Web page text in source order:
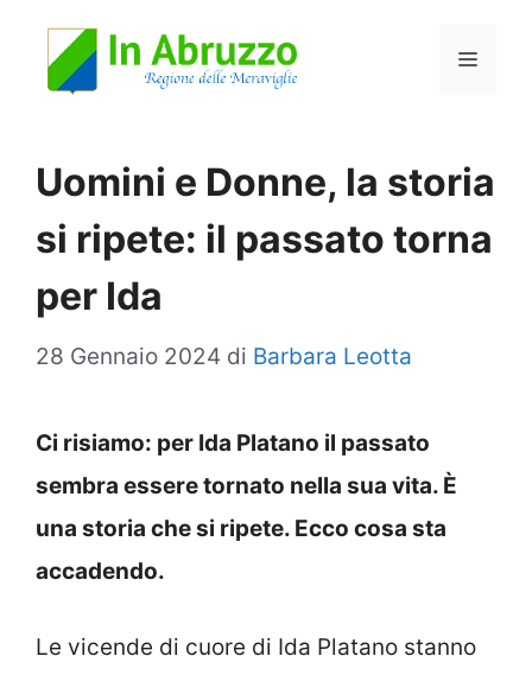
Menu
Uomini e Donne, la storia
si ripete: il passato torna
per Ida
28 Gennaio 2024 di Barbara Leotta
Ci risiamo: per Ida Platano il passato
sembra essere tornato nella sua vita. È
una storia che si ripete. Ecco cosa sta
accadendo.
Le vicende di cuore di Ida Platano stanno